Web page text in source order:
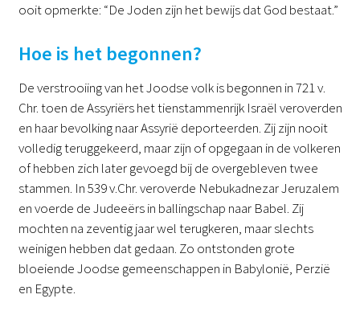
ooit opmerkte: “De Joden zijn het bewijs dat God bestaat.”
Hoe is het begonnen?
De verstrooiing van het Joodse volk is begonnen in 721 v.
Chr. toen de Assyriërs het tienstammenrijk Israël veroverden
en haar bevolking naar Assyrië deporteerden. Zij zijn nooit
volledig teruggekeerd, maar zijn of opgegaan in de volkeren
of hebben zich later gevoegd bij de overgebleven twee
stammen. In 539 v.Chr. veroverde Nebukadnezar Jeruzalem
en voerde de Judeeërs in ballingschap naar Babel. Zij
mochten na zeventig jaar wel terugkeren, maar slechts
weinigen hebben dat gedaan. Zo ontstonden grote
bloeiende Joodse gemeenschappen in Babylonië, Perzië
en Egypte.